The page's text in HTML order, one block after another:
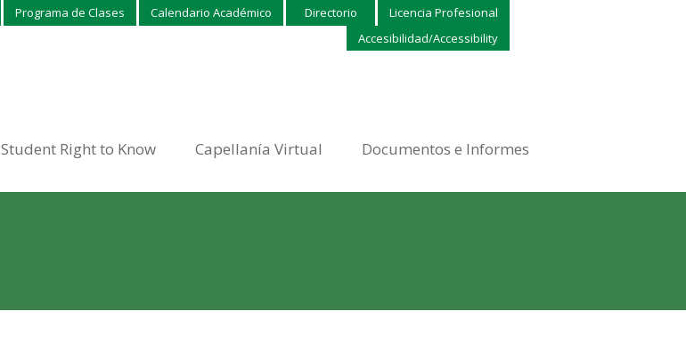
Programa de Clases Calendario Académico Directorio
Licencia Profesional
Accesibilidad/Accessibility
Student Right to Know Capellanía Virtual Documentos e Informes